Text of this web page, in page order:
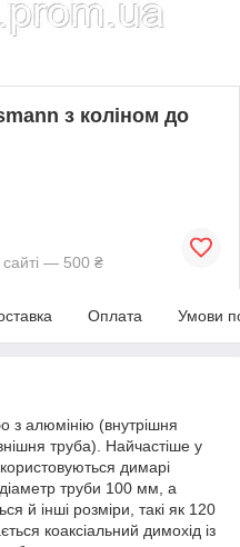
з коліном до
— 500 ₴
Оплата Умови
з алюмінію (внутрішня
труба). Найчастіше у
димарі
труби 100 мм, а
й інші розміри, такі як 120
коаксіальний димохід із